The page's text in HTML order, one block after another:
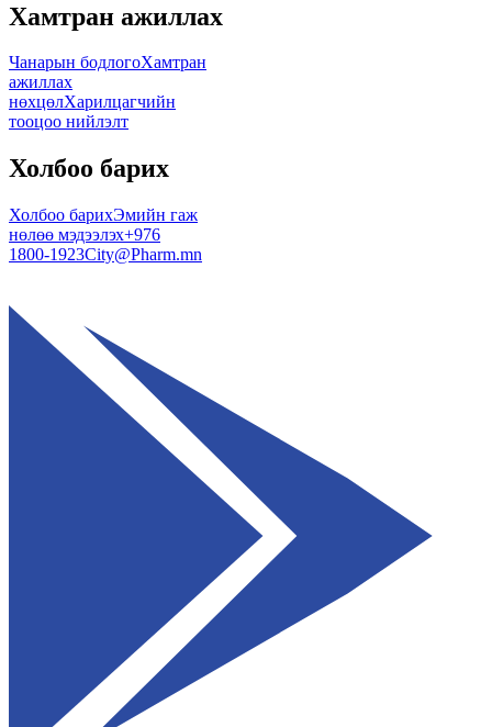
Хамтран ажиллах
Чанарын бодлогоХамтран
ажиллах
нөхцөлХарилцагчийн
тооцоо нийлэлт
Холбоо барих
Холбоо барихЭмийн гаж
нөлөө мэдээлэх+976
1800-1923City@Pharm.mn